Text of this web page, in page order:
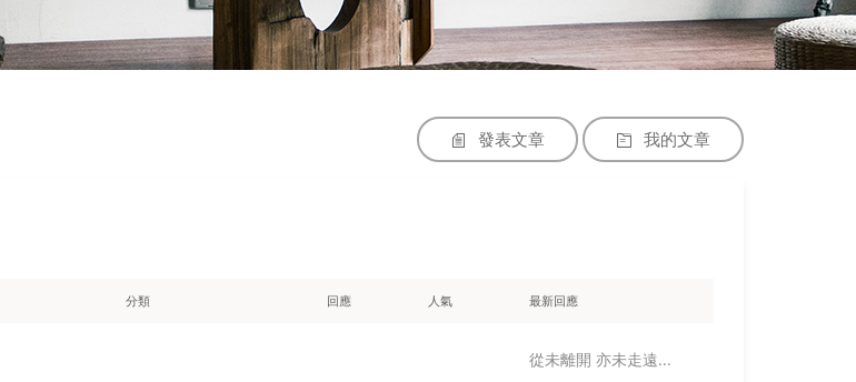
發表文章 我的文章
分類 回應 人氣 最新回應
從未離開 亦未走遠...